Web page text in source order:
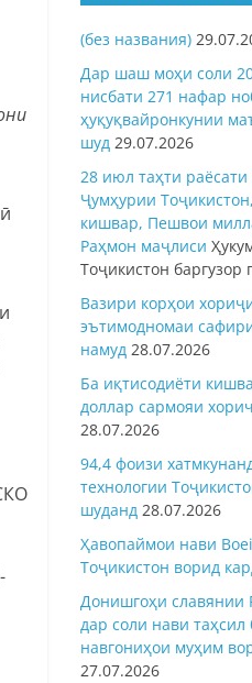
(без названия)
Дар шаш моҳи соли
нисбати 271 нафар
ҳуқуқвайронкунии
шуд 29.07.2026
28 июл таҳти
Ҷумҳурии
кишвар, Пешвои
Раҳмон маҷлиси
Тоҷикистон баргузор
Вазири корҳои
эътимодномаи
намуд 28.07.2026
Ба иқтисодиёти
доллар сармояи
28.07.2026
94,4 фоизи
технологии
шуданд 28.07.2026
Ҳавопаймои нави
Тоҷикистон ворид
Донишгоҳи славянии
дар соли нави таҳсил
навгониҳои муҳим
27.07.2026